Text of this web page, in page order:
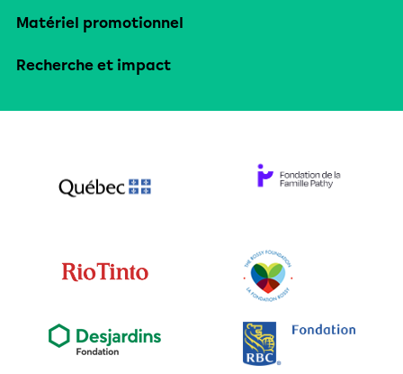
Matériel promotionnel
Recherche et impact